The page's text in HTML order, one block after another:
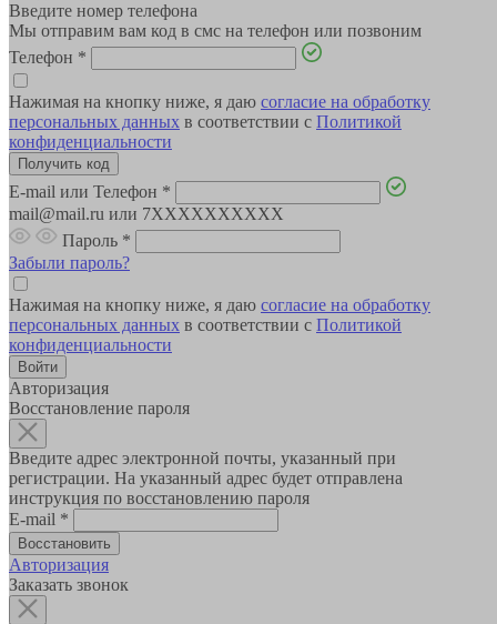
Введите номер телефона
Мы отправим вам код в смс на телефон или позвоним
Телефон *
Нажимая на кнопку ниже, я даю согласие на обработку
персональных данных в соответствии с Политикой
конфиденциальности
E-mail или Телефон *
mail@mail.ru или 7XXXXXXXXXX
Пароль *
Забыли пароль?
Нажимая на кнопку ниже, я даю согласие на обработку
персональных данных в соответствии с Политикой
конфиденциальности
Авторизация
Восстановление пароля
Введите адрес электронной почты, указанный при
регистрации. На указанный адрес будет отправлена
инструкция по восстановлению пароля
E-mail *
Авторизация
Заказать звонок